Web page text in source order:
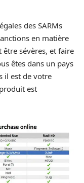
des SARMs
en matière
être sévères, et faire
êtes dans un pays
il est de votre
est